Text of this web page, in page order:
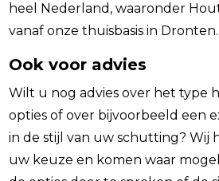
heel Nederland, waaronder
vanaf onze thuisbasis in Dronten.
Ook voor advies
Wilt u nog advies over het type
opties of over bijvoorbeeld een
in de stijl van uw schutting? Wij
uw keuze en komen waar